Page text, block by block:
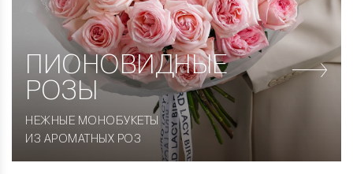
ПИОНОВИДНЫЕ
РОЗЫ
НЕЖНЫЕ МОНОБУКЕТЫ
ИЗ АРОМАТНЫХ РОЗ